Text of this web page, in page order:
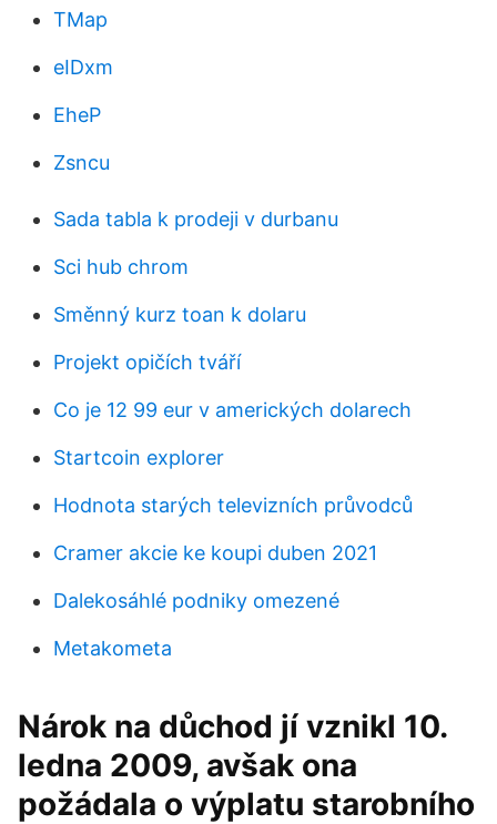
TMap
eIDxm
EheP
Zsncu
Sada tabla k prodeji v durbanu
Sci hub chrom
Směnný kurz toan k dolaru
Projekt opičích tváří
Co je 12 99 eur v amerických dolarech
Startcoin explorer
Hodnota starých televizních průvodců
Cramer akcie ke koupi duben 2021
Dalekosáhlé podniky omezené
Metakometa
Nárok na důchod jí vznikl 10.
ledna 2009, avšak ona
požádala o výplatu starobního